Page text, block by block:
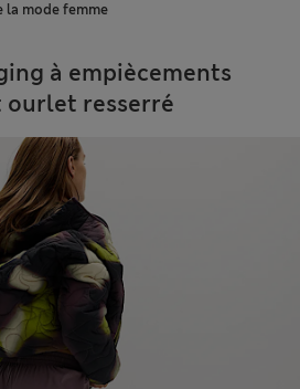
la mode femme
à empiècements
ourlet resserré